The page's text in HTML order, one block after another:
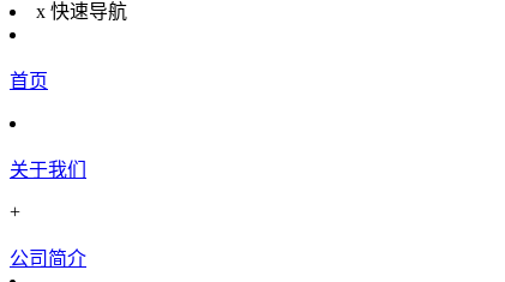
x 快速导航
首页
关于我们
+
公司简介